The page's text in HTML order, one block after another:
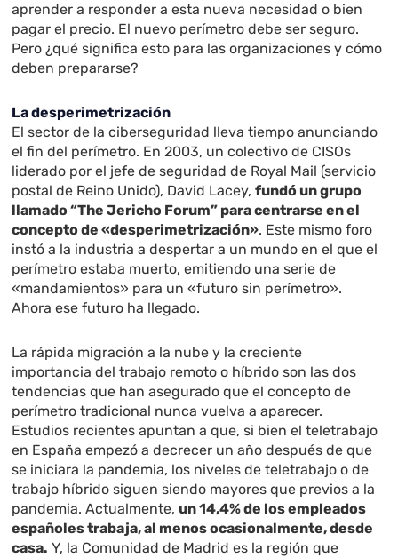
aprender a responder a esta nueva necesidad o bien
pagar el precio. El nuevo perímetro debe ser seguro.
Pero ¿qué significa esto para las organizaciones y cómo
deben prepararse?
La desperimetrización
El sector de la ciberseguridad lleva tiempo anunciando
el fin del perímetro. En 2003, un colectivo de CISOs
liderado por el jefe de seguridad de Royal Mail (servicio
postal de Reino Unido), David Lacey,fundó un grupo
llamado “The Jericho Forum” para centrarse en el
concepto de «desperimetrización». Este mismo foro
instó a la industria a despertar a un mundo en el que el
perímetro estaba muerto, emitiendo una serie de
«mandamientos» para un «futuro sin perímetro».
Ahora ese futuro ha llegado.
La rápida migración a la nube y la creciente
importancia del trabajo remoto o híbrido son las dos
tendencias que han asegurado que el concepto de
perímetro tradicional nunca vuelva a aparecer.
Estudios recientes apuntan a que, si bien el teletrabajo
en España empezó a decrecer un año después de que
se iniciara la pandemia, los niveles de teletrabajo o de
trabajo híbrido siguen siendo mayores que previos a la
pandemia. Actualmente,un 14,4% de los empleados
españoles trabaja, al menos ocasionalmente, desde
casa. Y, la Comunidad de Madrid es la región que